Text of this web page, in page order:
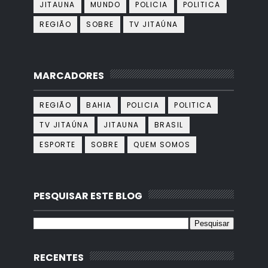
JITAUNA
MUNDO POLICIA
POLITICA
REGIÃO
SOBRE TV JITAÚNA
MARCADORES
REGIÃO BAHIA POLICIA
POLITICA
TV JITAÚNA
JITAUNA
BRASIL
ESPORTE
SOBRE QUEM SOMOS
PESQUISAR ESTE BLOG
RECENTES